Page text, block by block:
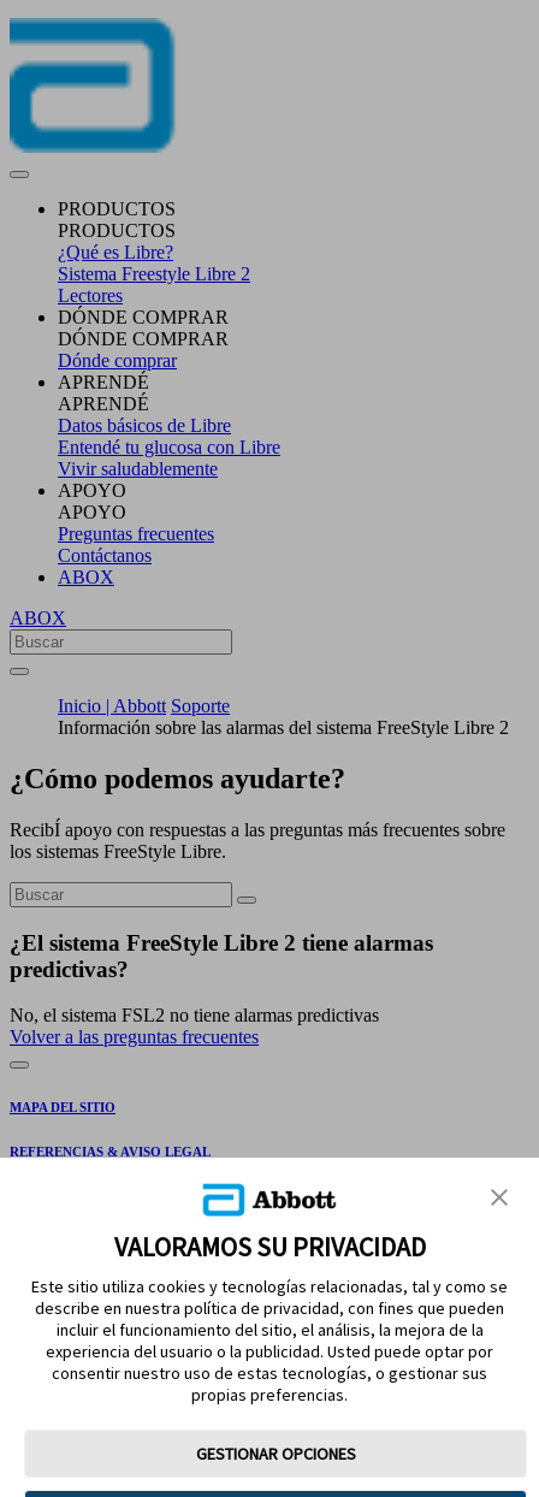
PRODUCTOS
PRODUCTOS
¿Qué es Libre?
Sistema Freestyle Libre 2
Lectores
DÓNDE COMPRAR
DÓNDE COMPRAR
Dónde comprar
APRENDÉ
APRENDÉ
Datos básicos de Libre
Entendé tu glucosa con Libre
Vivir saludablemente
APOYO
APOYO
Preguntas frecuentes
Contáctanos
ABOX
ABOX
Inicio | Abbott Soporte
Información sobre las alarmas del sistema FreeStyle Libre 2
¿Cómo podemos ayudarte?
RecibÍ apoyo con respuestas a las preguntas más frecuentes sobre
los sistemas FreeStyle Libre.
¿El sistema FreeStyle Libre 2 tiene alarmas
predictivas?
No, el sistema FSL2 no tiene alarmas predictivas
Volver a las preguntas frecuentes
MAPA DEL SITIO
REFERENCIAS & AVISO LEGAL
VALORAMOS SU PRIVACIDAD
Este sitio utiliza cookies y tecnologías relacionadas, tal y como se
describe en nuestra política de privacidad, con fines que pueden
incluir el funcionamiento del sitio, el análisis, la mejora de la
experiencia del usuario o la publicidad. Usted puede optar por
consentir nuestro uso de estas tecnologías, o gestionar sus
propias preferencias.
GESTIONAR OPCIONES